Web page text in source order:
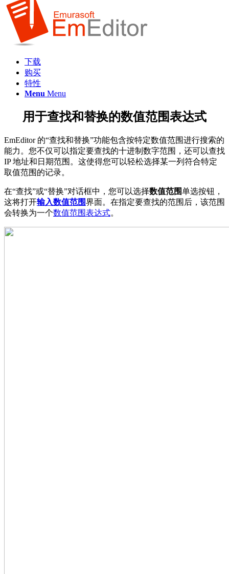
下载
购买
特性
Menu Menu
用于查找和替换的数值范围表达式
EmEditor 的“查找和替换”功能包含按特定数值范围进行搜索的
能力。您不仅可以指定要查找的十进制数字范围，还可以查找
IP 地址和日期范围。这使得您可以轻松选择某一列符合特定
取值范围的记录。
在“查找”或“替换”对话框中，您可以选择数值范围单选按钮，
这将打开输入数值范围界面。在指定要查找的范围后，该范围
会转换为一个数值范围表达式。